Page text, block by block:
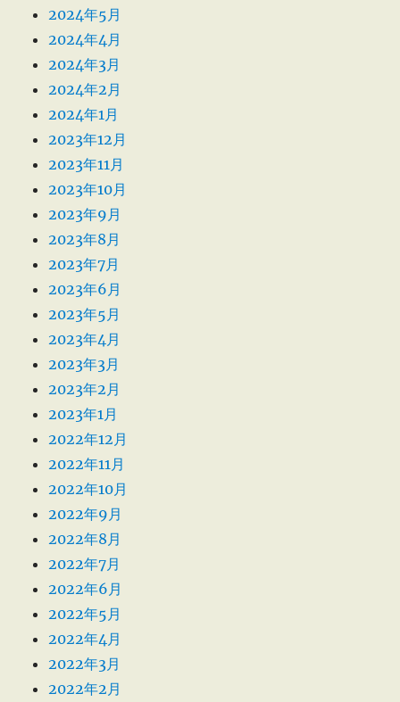
2024年5月
2024年4月
2024年3月
2024年2月
2024年1月
2023年12月
2023年11月
2023年10月
2023年9月
2023年8月
2023年7月
2023年6月
2023年5月
2023年4月
2023年3月
2023年2月
2023年1月
2022年12月
2022年11月
2022年10月
2022年9月
2022年8月
2022年7月
2022年6月
2022年5月
2022年4月
2022年3月
2022年2月